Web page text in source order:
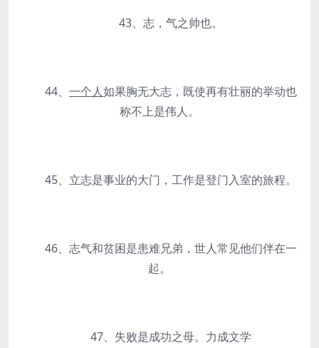
43、志，气之帅也。
44、 一个人如果胸无大志，既使再有壮丽的举动也
称不上是伟人。
45、立志是事业的大门，工作是登门入室的旅程。
46、志气和贫困是患难兄弟，世人常见他们伴在一
起。
47、失败是成功之母。力成文学